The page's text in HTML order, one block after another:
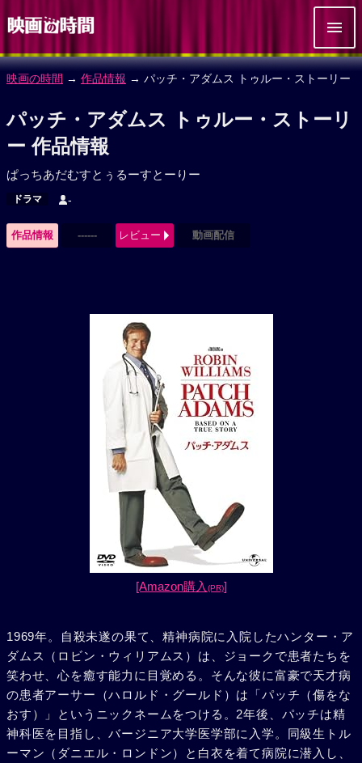
映画の時間 → 作品情報 → パッチ・アダムス トゥルー・ストーリー
パッチ・アダムス トゥルー・ストーリ
ー 作品情報
ぱっちあだむすとぅるーすとーりー
ドラマ -
作品情報 ------ レビュー 動画配信
[Amazon購入 (PR)]
1969年。自殺未遂の果て、精神病院に入院したハンター・ア
ダムス（ロビン・ウィリアムス）は、ジョークで患者たちを
笑わせ、心を癒す能力に目覚める。そんな彼に富豪で天才病
の患者アーサー（ハロルド・グールド）は「パッチ（傷をな
おす）」というニックネームをつける。2年後、パッチは精
神科医を目指し、バージニア大学医学部に入学。同級生トル
ーマン（ダニエル・ロンドン）と白衣を着て病院に潜入し、